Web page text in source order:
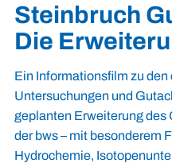
Steinbruch
Die
Ein Informationsfilm zu den
Untersuchungen und
geplanten Erweiterung
der bws – mit besonderem
Hydrochemie,